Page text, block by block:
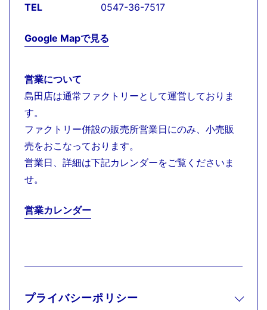
TEL
0547-36-7517
Google Mapで見る
営業について
島田店は通常ファクトリーとして運営しておりま
す。
ファクトリー併設の販売所営業日にのみ、小売販
売をおこなっております。
営業日、詳細は下記カレンダーをご覧くださいま
せ。
営業カレンダー
プライバシーポリシー